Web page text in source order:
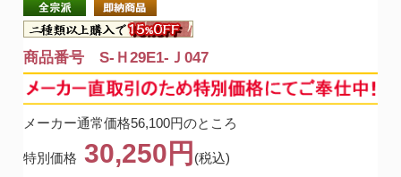
商品番号 S-Ｈ29E1-Ｊ047
メーカー通常価格56,100円のところ
特別価格 30,250円 (税込)